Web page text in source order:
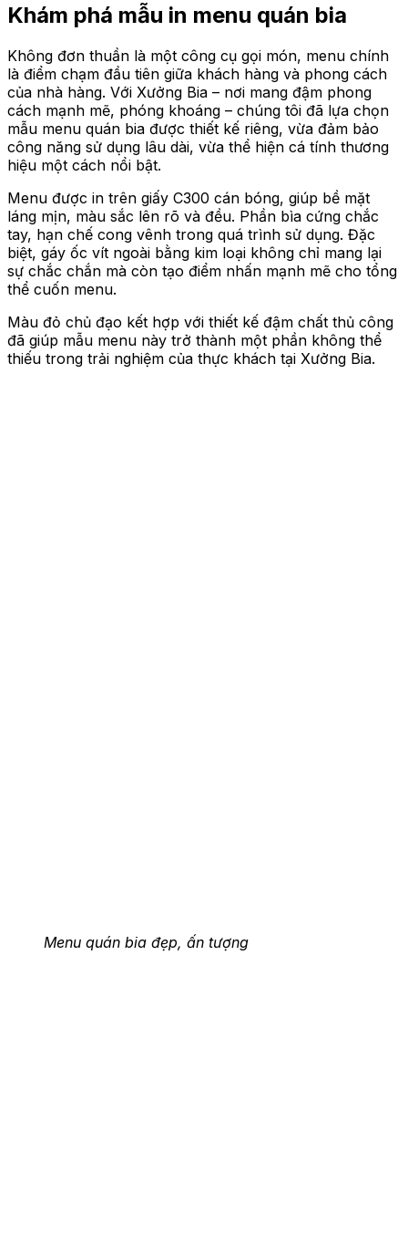
Khám phá mẫu in menu quán bia
Không đơn thuần là một công cụ gọi món, menu chính
là điểm chạm đầu tiên giữa khách hàng và phong cách
của nhà hàng. Với Xưởng Bia – nơi mang đậm phong
cách mạnh mẽ, phóng khoáng – chúng tôi đã lựa chọn
mẫu menu quán bia được thiết kế riêng, vừa đảm bảo
công năng sử dụng lâu dài, vừa thể hiện cá tính thương
hiệu một cách nổi bật.
Menu được in trên giấy C300 cán bóng, giúp bề mặt
láng mịn, màu sắc lên rõ và đều. Phần bìa cứng chắc
tay, hạn chế cong vênh trong quá trình sử dụng. Đặc
biệt, gáy ốc vít ngoài bằng kim loại không chỉ mang lại
sự chắc chắn mà còn tạo điểm nhấn mạnh mẽ cho tổng
thể cuốn menu.
Màu đỏ chủ đạo kết hợp với thiết kế đậm chất thủ công
đã giúp mẫu menu này trở thành một phần không thể
thiếu trong trải nghiệm của thực khách tại Xưởng Bia.
Menu quán bia đẹp, ấn tượng